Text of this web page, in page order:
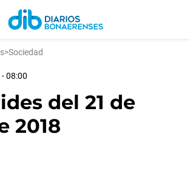
>Sociedad
08:00
del 21 de
2018